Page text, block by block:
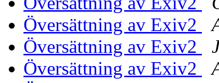
Översättning av Exiv2
Översättning av Exiv2
Översättning av Exiv2